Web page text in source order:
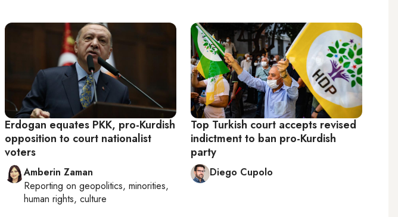
Erdogan equates PKK, pro-Kurdish
opposition to court nationalist
voters
Amberin Zaman
Reporting on geopolitics, minorities,
human rights, culture
Top Turkish court accepts revised
indictment to ban pro-Kurdish
party
Diego Cupolo